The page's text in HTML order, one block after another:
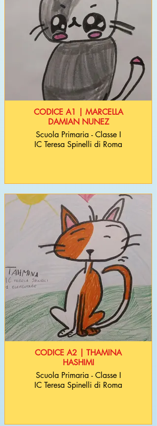
CODICE A1 | MARCELLA
DAMIAN NUNEZ
Scuola Primaria - Classe I
IC Teresa Spinelli di Roma
CODICE A2 | THAMINA
HASHIMI
Scuola Primaria - Classe I
IC Teresa Spinelli di Roma